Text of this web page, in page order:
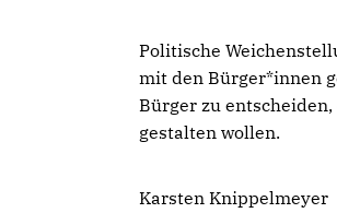
Politische
mit den Bürger*innen
Bürger zu
gestalten wollen.
Karsten Knippelmeyer